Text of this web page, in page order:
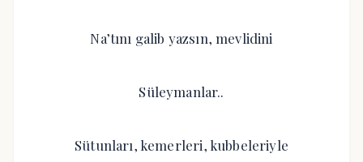
Na’tını galib yazsın, mevlidini
Süleymanlar..
Sütunları, kemerleri, kubbeleriyle